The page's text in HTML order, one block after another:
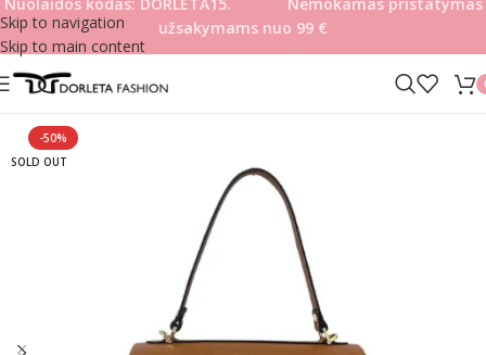
Skip to navigation
Skip to main content
užsakymams nuo 99 €
-50%
SOLD OUT